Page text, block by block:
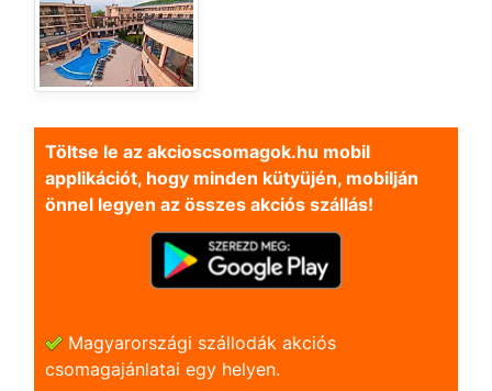
Töltse le az akcioscsomagok.hu mobil
applikációt, hogy minden kütyüjén, mobilján
önnel legyen az összes akciós szállás!
Magyarországi szállodák akciós
csomagajánlatai egy helyen.